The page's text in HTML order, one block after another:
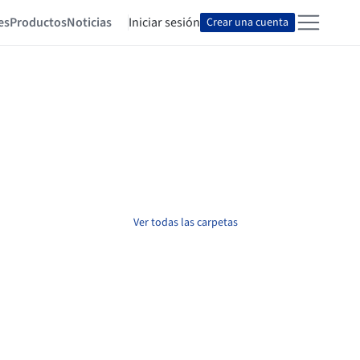
ProductosNoticias Iniciar sesión Crear una cuenta
Ver todas las carpetas